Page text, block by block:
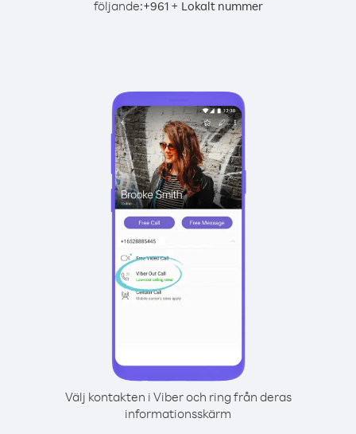
följande:+961+ Lokalt nummer
Välj kontakten i Viber och ring från deras
informationsskärm